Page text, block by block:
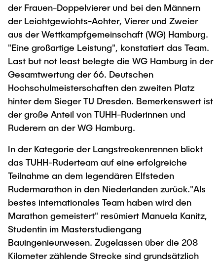
der Frauen-Doppelvierer und bei den Männern
der Leichtgewichts-Achter, Vierer und Zweier
aus der Wettkampfgemeinschaft (WG) Hamburg.
"Eine großartige Leistung", konstatiert das Team.
Last but not least belegte die WG Hamburg in der
Gesamtwertung der 66. Deutschen
Hochschulmeisterschaften den zweiten Platz
hinter dem Sieger TU Dresden. Bemerkenswert ist
der große Anteil von TUHH-Ruderinnen und
Ruderern an der WG Hamburg.
In der Kategorie der Langstreckenrennen blickt
das TUHH-Ruderteam auf eine erfolgreiche
Teilnahme an dem legendären Elfsteden
Rudermarathon in den Niederlanden zurück."Als
bestes internationales Team haben wird den
Marathon gemeistert" resümiert Manuela Kanitz,
Studentin im Masterstudiengang
Bauingenieurwesen. Zugelassen über die 208
Kilometer zählende Strecke sind grundsätzlich